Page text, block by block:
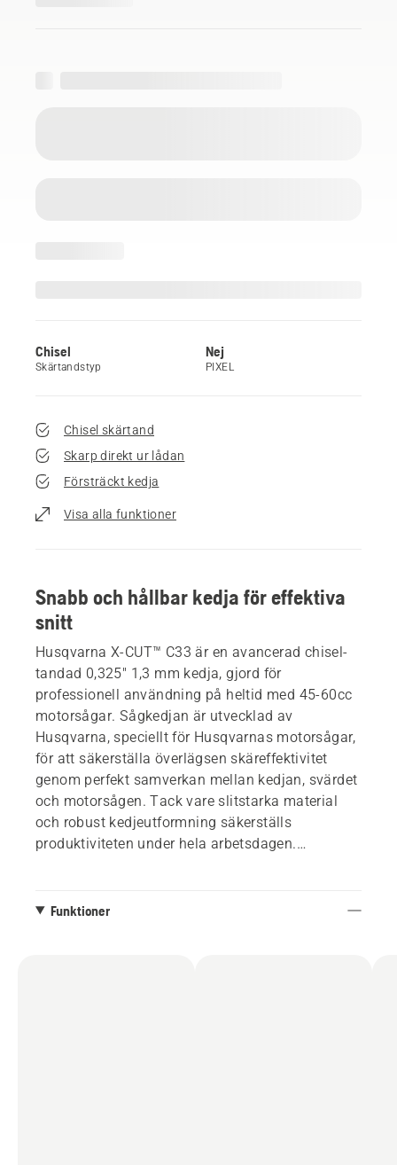
Chisel
Skärtandstyp
Nej
PIXEL
Chisel skärtand
Skarp direkt ur lådan
Försträckt kedja
Visa alla funktioner
Snabb och hållbar kedja för effektiva
snitt
Husqvarna X-CUT™ C33 är en avancerad chisel-
tandad 0,325" 1,3 mm kedja, gjord för
professionell användning på heltid med 45-60cc
motorsågar. Sågkedjan är utvecklad av
Husqvarna, speciellt för Husqvarnas motorsågar,
för att säkerställa överlägsen skäreffektivitet
genom perfekt samverkan mellan kedjan, svärdet
och motorsågen. Tack vare slitstarka material
och robust kedjeutformning säkerställs
produktiviteten under hela arbetsdagen.
Funktioner